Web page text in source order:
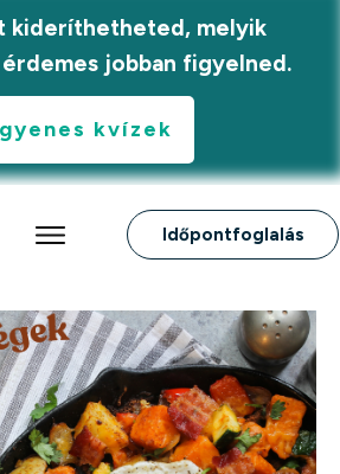
kideríthetheted, melyik
jobban figyelned.
kvízek
Időpontfoglalás